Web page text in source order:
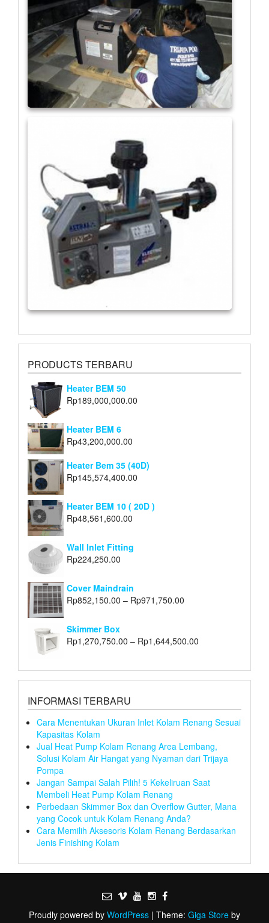
PRODUCTS TERBARU
Heater BEM 50
Rp189,000,000.00
Heater BEM 6
Rp43,200,000.00
Heater Bem 35 (40D)
Rp145,574,400.00
Heater BEM 10 ( 20D )
Rp48,561,600.00
Wall Inlet Fitting
Rp224,250.00
Cover Maindrain
Rp852,150.00 – Rp971,750.00
Skimmer Box
Rp1,270,750.00 – Rp1,644,500.00
INFORMASI TERBARU
Cara Menentukan Ukuran Inlet Kolam Renang Sesuai
Kapasitas Kolam
Jual Heat Pump Kolam Renang Area Lembang,
Solusi Kolam Air Hangat yang Nyaman dari Trijaya
Pompa
Jangan Sampai Salah Pilih! 5 Kekeliruan Saat
Membeli Heat Pump Kolam Renang
Perbedaan Skimmer Box dan Overflow Gutter, Mana
yang Cocok untuk Kolam Renang Anda?
Cara Memilih Aksesoris Kolam Renang Berdasarkan
Jenis Finishing Kolam
Proudly powered by WordPress | Theme: Giga Store by